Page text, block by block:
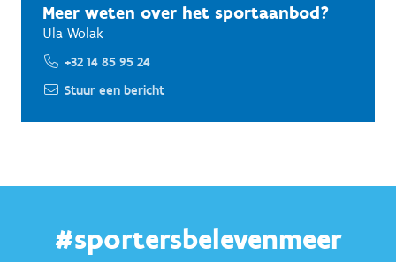
Meer weten over het sportaanbod?
Ula Wolak
+32 14 85 95 24
Stuur een bericht
#sportersbelevenmeer